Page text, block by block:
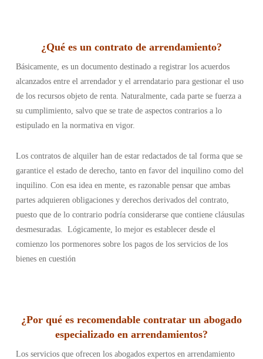
¿Qué es un contrato de arrendamiento?
Básicamente, es un documento destinado a registrar los acuerdos
alcanzados entre el arrendador y el arrendatario para gestionar el uso
de los recursos objeto de renta. Naturalmente, cada parte se fuerza a
su cumplimiento, salvo que se trate de aspectos contrarios a lo
estipulado en la normativa en vigor.
Los contratos de alquiler han de estar redactados de tal forma que se
garantice el estado de derecho, tanto en favor del inquilino como del
inquilino. Con esa idea en mente, es razonable pensar que ambas
partes adquieren obligaciones y derechos derivados del contrato,
puesto que de lo contrario podría considerarse que contiene cláusulas
desmesuradas. Lógicamente, lo mejor es establecer desde el
comienzo los pormenores sobre los pagos de los servicios de los
bienes en cuestión
¿Por qué es recomendable contratar un abogado
especializado en arrendamientos?
Los servicios que ofrecen los abogados expertos en arrendamiento